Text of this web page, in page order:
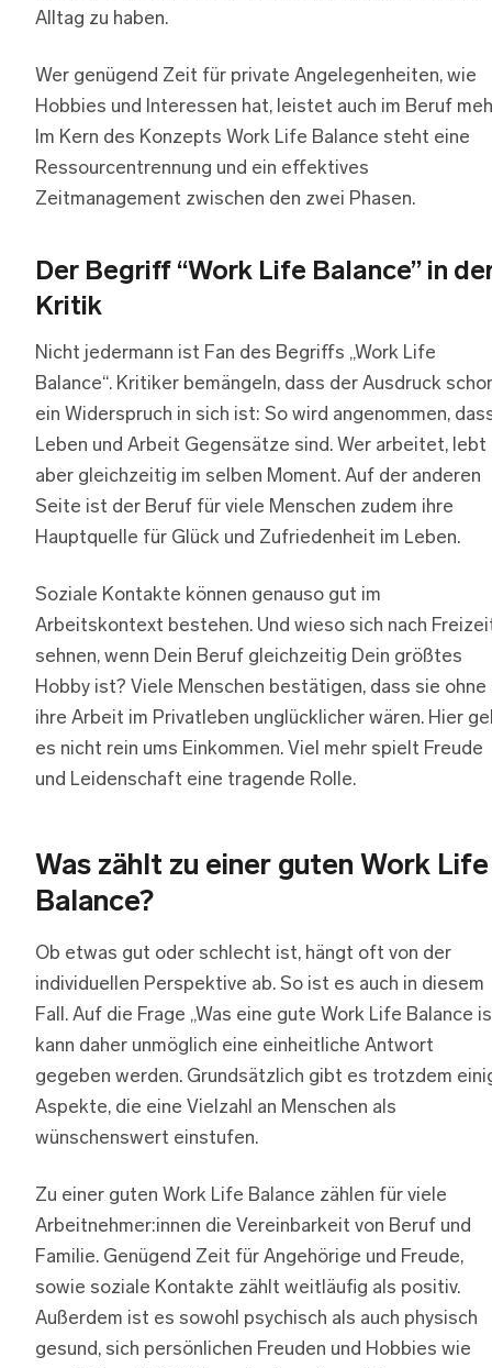
Alltag zu haben.
Wer genügend Zeit für private Angelegenheiten, wie
Hobbies und Interessen hat, leistet auch im Beruf
Im Kern des Konzepts Work Life Balance steht eine
Ressourcentrennung und ein effektives
Zeitmanagement zwischen den zwei Phasen.
Der Begriff “Work Life Balance” in
Kritik
Nicht jedermann ist Fan des Begriffs „Work Life
Balance“. Kritiker bemängeln, dass der Ausdruck
ein Widerspruch in sich ist: So wird angenommen,
Leben und Arbeit Gegensätze sind. Wer arbeitet, lebt
aber gleichzeitig im selben Moment. Auf der anderen
Seite ist der Beruf für viele Menschen zudem ihre
Hauptquelle für Glück und Zufriedenheit im Leben.
Soziale Kontakte können genauso gut im
Arbeitskontext bestehen. Und wieso sich nach
sehnen, wenn Dein Beruf gleichzeitig Dein größtes
Hobby ist? Viele Menschen bestätigen, dass sie ohne
ihre Arbeit im Privatleben unglücklicher wären. Hier
es nicht rein ums Einkommen. Viel mehr spielt Freude
und Leidenschaft eine tragende Rolle.
Was zählt zu einer guten Work Life
Balance?
Ob etwas gut oder schlecht ist, hängt oft von der
individuellen Perspektive ab. So ist es auch in diesem
Fall. Auf die Frage „Was eine gute Work Life Balance
kann daher unmöglich eine einheitliche Antwort
gegeben werden. Grundsätzlich gibt es trotzdem
Aspekte, die eine Vielzahl an Menschen als
wünschenswert einstufen.
Zu einer guten Work Life Balance zählen für viele
Arbeitnehmer:innen die Vereinbarkeit von Beruf und
Familie. Genügend Zeit für Angehörige und Freude,
sowie soziale Kontakte zählt weitläufig als positiv.
Außerdem ist es sowohl psychisch als auch physisch
gesund, sich persönlichen Freuden und Hobbies wie